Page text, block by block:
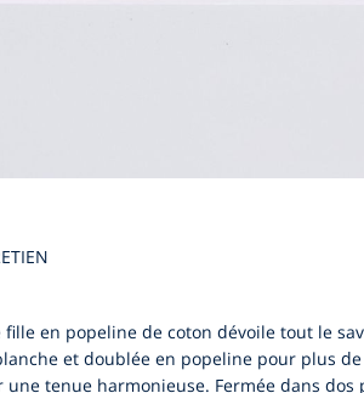
en popeline de coton dévoile tout le
et doublée en popeline pour plus
tenue harmonieuse. Fermée dans dos